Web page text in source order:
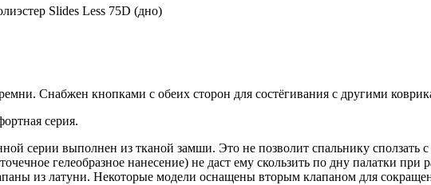
Slides Less 75D (дно)
Снабжен кнопками с обеих сторон для состёгивания с другими
серия.
серии выполнен из тканой замши. Это не позволит спальнику сползать
гелеобразное нанесение) не даст ему скользить по дну палатки
из латуни. Некоторые модели оснащены вторым клапаном для